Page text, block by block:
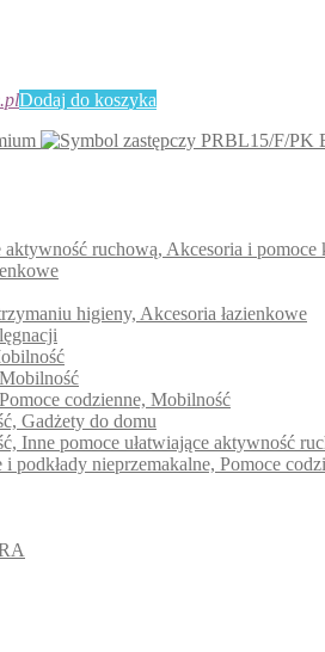
Dodaj do koszyka
PRBL15/F/PK
ruchową, Akcesoria i pomoce
higieny, Akcesoria łazienkowe
codzienne, Mobilność
Gadżety do domu
Inne pomoce ułatwiające aktywność
i podkłady nieprzemakalne, Pomoce